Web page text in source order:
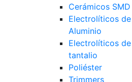
Cerámicos SMD
Electrolíticos de
Aluminio
Electrolíticos de
tantalio
Poliéster
Trimmers